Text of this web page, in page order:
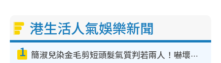
港生活人氣娛樂新聞
1 簡淑兒染金毛剪短頭髮氣質判若兩人！嚇壞老公麥大力都認唔出：「你做咩事？」